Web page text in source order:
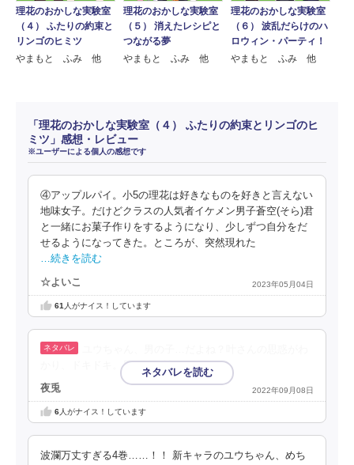
理花のおかしな実験室
（４） ふたりの約束と
リンゴのヒミツ
やまもと ふみ 他
理花のおかしな実験室
（５） 消えたレシピと
つながる夢
やまもと ふみ 他
理花のおかしな実験室
（６） 波乱だらけのハ
ロウィン・パーティ！
やまもと ふみ 他
「理花のおかしな実験室（４） ふたりの約束とリンゴのヒ
ミツ」感想・レビュー
※ユーザーによる個人の感想です
④アップルパイ。小5の理花は好きなものを好きと言えない
地味女子。だけどクラスの人気者イケメン男子蒼空(そら)君
と一緒にお菓子作りをするようになり、少しずつ自分をだ
せるようになってきた。ところが、突然現れた
…続きを読む
☆よいこ 2023年05月04日
61 人がナイス！しています
かり、ドキドキ。早く続き読みたい。
夜兎 2022年09月08日
6人がナイス！しています
波瀾万丈すぎる4巻……！！ 新キャラのユウちゃん、めち